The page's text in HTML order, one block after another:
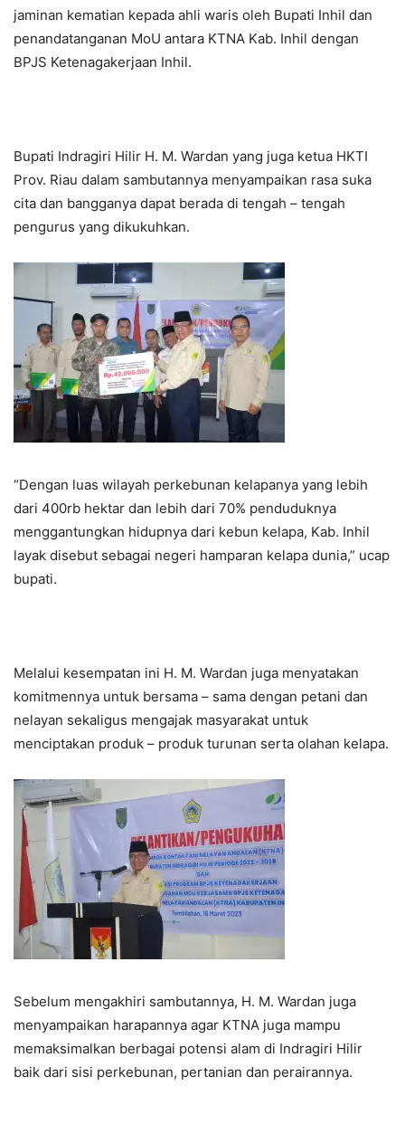
jaminan kematian kepada ahli waris oleh Bupati Inhil dan
penandatanganan MoU antara KTNA Kab. Inhil dengan
BPJS Ketenagakerjaan Inhil.
Bupati Indragiri Hilir H. M. Wardan yang juga ketua HKTI
Prov. Riau dalam sambutannya menyampaikan rasa suka
cita dan bangganya dapat berada di tengah – tengah
pengurus yang dikukuhkan.
“Dengan luas wilayah perkebunan kelapanya yang lebih
dari 400rb hektar dan lebih dari 70% penduduknya
menggantungkan hidupnya dari kebun kelapa, Kab. Inhil
layak disebut sebagai negeri hamparan kelapa dunia,” ucap
bupati.
Melalui kesempatan ini H. M. Wardan juga menyatakan
komitmennya untuk bersama – sama dengan petani dan
nelayan sekaligus mengajak masyarakat untuk
menciptakan produk – produk turunan serta olahan kelapa.
Sebelum mengakhiri sambutannya, H. M. Wardan juga
menyampaikan harapannya agar KTNA juga mampu
memaksimalkan berbagai potensi alam di Indragiri Hilir
baik dari sisi perkebunan, pertanian dan perairannya.